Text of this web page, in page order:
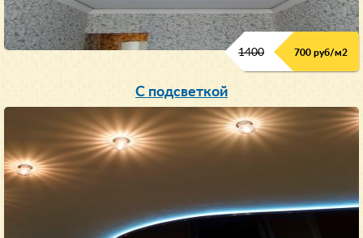
1400 700 руб/м2
С подсветкой